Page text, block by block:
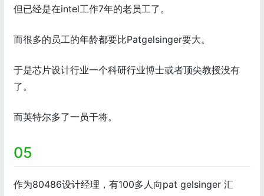
但已经是在intel工作7年的老员工了。
而很多的员工的年龄都要比Patgelsinger要大。
于是芯片设计行业一个科研行业博士或者顶尖教授没有
了。
而英特尔多了一员干将。
05
作为80486设计经理，有100多人向pat gelsinger 汇